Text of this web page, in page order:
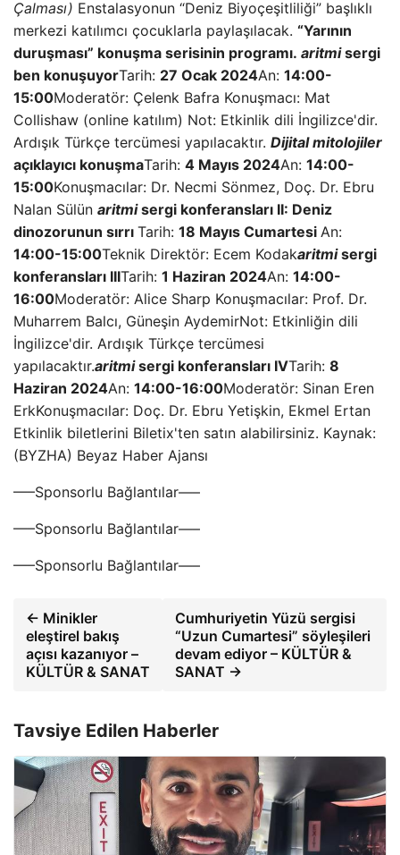
Çalması) Enstalasyonun “Deniz Biyoçeşitliliği” başlıklı
merkezi katılımcı çocuklarla paylaşılacak. “Yarının
duruşması” konuşma serisinin programı. aritmisergi
ben konuşuyorTarih: 27 Ocak 2024An: 14:00-
15:00Moderatör: Çelenk Bafra Konuşmacı: Mat
Collishaw (online katılım) Not: Etkinlik dili İngilizce'dir.
Ardışık Türkçe tercümesi yapılacaktır. Dijital mitolojiler
açıklayıcı konuşmaTarih: 4 Mayıs 2024An: 14:00-
15:00Konuşmacılar: Dr. Necmi Sönmez, Doç. Dr. Ebru
Nalan Sülün aritmisergi konferansları II: Deniz
dinozorunun sırrı Tarih: 18 Mayıs Cumartesi An:
14:00-15:00Teknik Direktör: Ecem Kodakaritmisergi
konferansları IIITarih: 1 Haziran 2024An: 14:00-
16:00Moderatör: Alice Sharp Konuşmacılar: Prof. Dr.
Muharrem Balcı, Güneşin AydemirNot: Etkinliğin dili
İngilizce'dir. Ardışık Türkçe tercümesi
yapılacaktır.aritmisergi konferansları IVTarih: 8
Haziran 2024An: 14:00-16:00Moderatör: Sinan Eren
ErkKonuşmacılar: Doç. Dr. Ebru Yetişkin, Ekmel Ertan
Etkinlik biletlerini Biletix'ten satın alabilirsiniz. Kaynak:
(BYZHA) Beyaz Haber Ajansı
—–Sponsorlu Bağlantılar—–
—–Sponsorlu Bağlantılar—–
—–Sponsorlu Bağlantılar—–
← Minikler
eleştirel bakış
açısı kazanıyor –
KÜLTÜR & SANAT
Cumhuriyetin Yüzü sergisi
“Uzun Cumartesi” söyleşileri
devam ediyor – KÜLTÜR &
SANAT →
Tavsiye Edilen Haberler